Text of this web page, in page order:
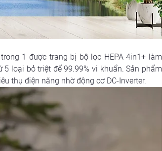
1 được trang bị bộ lọc HEPA 4in1+ làm
loại bỏ triệt để 99.99% vi khuẩn. Sản phẩm
thụ điện năng nhờ động cơ DC-Inverter.